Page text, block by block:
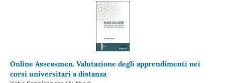
Online Assessmen. Valutazione degli apprendimenti nei
corsi universitari a distanza